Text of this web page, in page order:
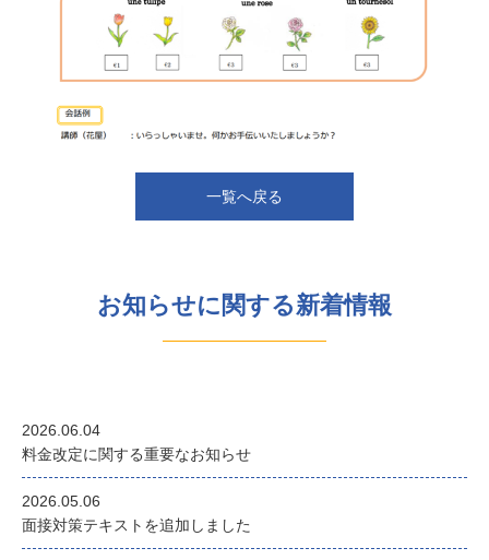
一覧へ戻る
お知らせに関する新着情報
2026.06.04
料金改定に関する重要なお知らせ
2026.05.06
面接対策テキストを追加しました